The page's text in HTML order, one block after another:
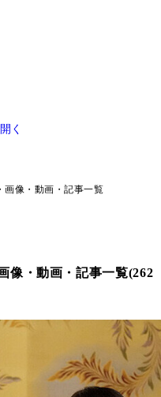
く
画像・動画・記事一覧
像・動画・記事一覧(262